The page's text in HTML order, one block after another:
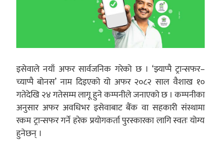
इसेवाले नयाँ अफर सार्वजनिक गरेको छ । ‘झ्याप्पै ट्रान्सफर–
च्याप्पै बोनस’ नाम दिइएको यो अफर २०८२ साल वैशाख १०
गतेदेखि २४ गतेसम्म लागू हुने कम्पनीले जनाएको छ । कम्पनीका
अनुसार अफर अवधिभर इसेवाबाट बैंक वा सहकारी संस्थामा
रकम ट्रान्सफर गर्ने हरेक प्रयोगकर्ता पुरस्कारका लागि स्वतः योग्य
हुनेछन् ।